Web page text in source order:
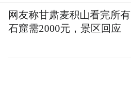
网友称甘肃麦积山看完所有
石窟需2000元，景区回应